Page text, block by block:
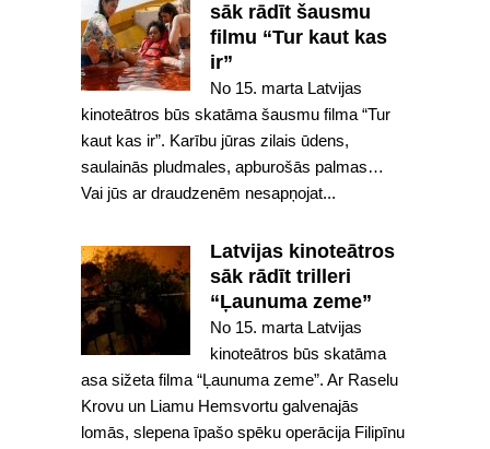
sāk rādīt šausmu
filmu “Tur kaut kas
ir”
No 15. marta Latvijas
kinoteātros būs skatāma šausmu filma “Tur
kaut kas ir”. Karību jūras zilais ūdens,
saulainās pludmales, apburošās palmas…
Vai jūs ar draudzenēm nesapņojat...
Latvijas kinoteātros
sāk rādīt trilleri
“Ļaunuma zeme”
No 15. marta Latvijas
kinoteātros būs skatāma
asa sižeta filma “Ļaunuma zeme”. Ar Raselu
Krovu un Liamu Hemsvortu galvenajās
lomās, slepena īpašo spēku operācija Filipīnu